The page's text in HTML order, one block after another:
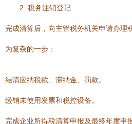
2. 税务注销登记
完成清算后，向主管税务机关申请办理
为复杂的一步：
结清应纳税款、滞纳金、罚款。
缴销未使用发票和税控设备。
完成企业所得税清算申报及最终年度申